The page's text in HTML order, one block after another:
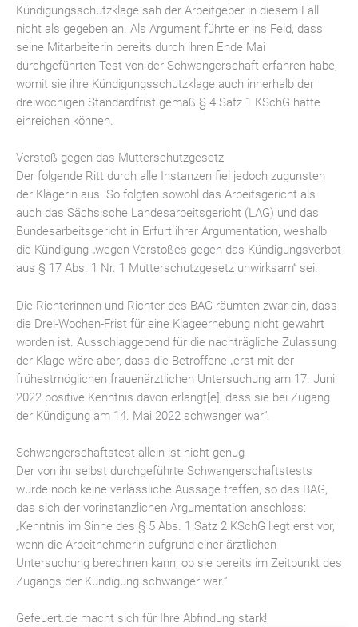
Kündigungsschutzklage sah der Arbeitgeber in diesem Fall
nicht als gegeben an. Als Argument führte er ins Feld, dass
seine Mitarbeiterin bereits durch ihren Ende Mai
durchgeführten Test von der Schwangerschaft erfahren habe,
womit sie ihre Kündigungsschutzklage auch innerhalb der
dreiwöchigen Standardfrist gemäß § 4 Satz 1 KSchG hätte
einreichen können.
Verstoß gegen das Mutterschutzgesetz
Der folgende Ritt durch alle Instanzen fiel jedoch zugunsten
der Klägerin aus. So folgten sowohl das Arbeitsgericht als
auch das Sächsische Landesarbeitsgericht (LAG) und das
Bundesarbeitsgericht in Erfurt ihrer Argumentation, weshalb
die Kündigung „wegen Verstoßes gegen das Kündigungsverbot
aus § 17 Abs. 1 Nr. 1 Mutterschutzgesetz unwirksam“ sei.
Die Richterinnen und Richter des BAG räumten zwar ein, dass
die Drei-Wochen-Frist für eine Klageerhebung nicht gewahrt
worden ist. Ausschlaggebend für die nachträgliche Zulassung
der Klage wäre aber, dass die Betroffene „erst mit der
frühestmöglichen frauenärztlichen Untersuchung am 17. Juni
2022 positive Kenntnis davon erlangt[e], dass sie bei Zugang
der Kündigung am 14. Mai 2022 schwanger war“.
Schwangerschaftstest allein ist nicht genug
Der von ihr selbst durchgeführte Schwangerschaftstests
würde noch keine verlässliche Aussage treffen, so das BAG,
das sich der vorinstanzlichen Argumentation anschloss:
„Kenntnis im Sinne des § 5 Abs. 1 Satz 2 KSchG liegt erst vor,
wenn die Arbeitnehmerin aufgrund einer ärztlichen
Untersuchung berechnen kann, ob sie bereits im Zeitpunkt des
Zugangs der Kündigung schwanger war.“
Gefeuert.de macht sich für Ihre Abfindung stark!